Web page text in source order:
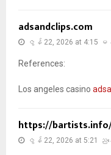
adsandclips.com
ဇွန် 22, 2026 at 4:15
References:
Los angeles casino
https://
ဇွန် 22, 2026 at 5:21 ညန